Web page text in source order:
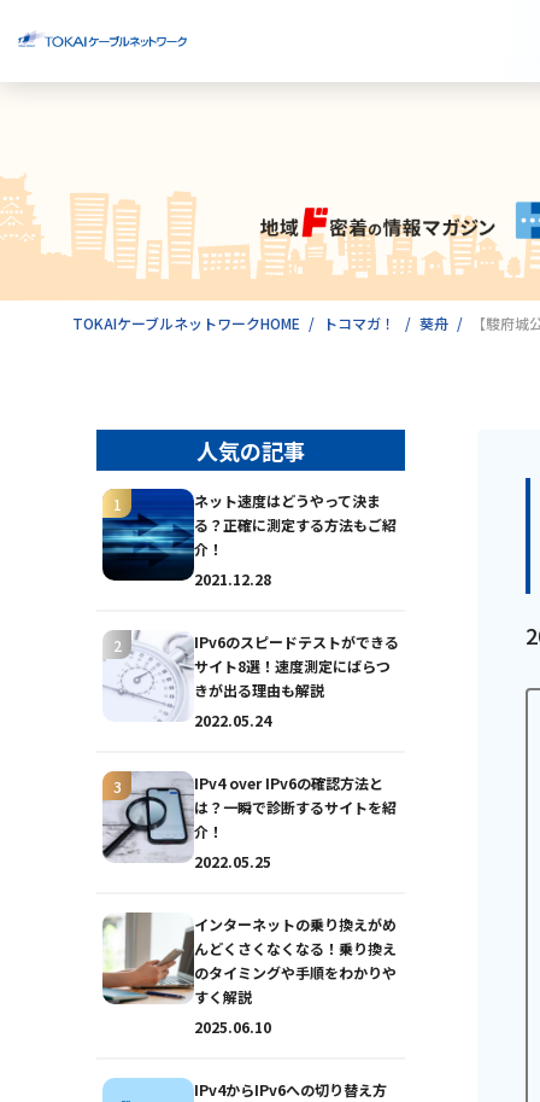
ご利用中のお客様
対応エリア
TOKAIケーブルネットワークHOME トコマガ！ 葵舟 【駿府
人気の記事
ネット速度はどうやって決ま
る？正確に測定する方法もご紹
介！
2021.12.28
IPv6のスピードテストができる
サイト8選！速度測定にばらつ
きが出る理由も解説
2022.05.24
IPv4 over IPv6の確認方法と
は？一瞬で診断するサイトを紹
介！
2022.05.25
インターネットの乗り換えがめ
んどくさくなくなる！乗り換え
のタイミングや手順をわかりや
すく解説
2025.06.10
IPv4からIPv6への切り替え方